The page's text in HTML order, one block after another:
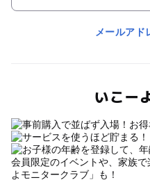
メールアド
いこー
会員限定のイベントや、家族
よモニタークラブ」も！